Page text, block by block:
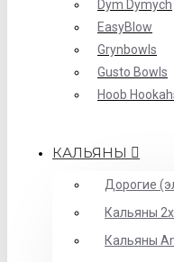
Dym Dymych
EasyBlow
Grynbowls
Gusto Bowls
Hoob
КАЛЬЯНЫ
Дорогие
Кальяны
Кальяны